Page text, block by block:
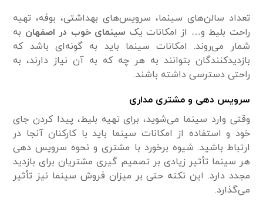
تعداد سالن‌های سینما، سرویس‌های بهداشتی، بوفه، تهیه
راحت بلیط و… از امکانات یک سینمای خوب در اصفهان به
شمار می‌روند. امکانات سینما باید به گونه‌ای باشد که
بازدیدکنندگان بتوانند به هر چه که به آن نیاز دارند، به
راحتی دسترسی داشته باشند.
سرویس دهی و مشتری مداری
وقتی وارد سینما می‌شوید، برای تهیه بلیط، پیدا کردن جای
خود و استفاده از امکانات سینما باید با کارکنان آنجا در
ارتباط باشید. شیوه برخورد با مشتری و نحوه سرویس دهی
هر سینما تأثیر زیادی بر تصمیم گیری مشتریان برای بازدید
مجدد دارد. این نکته حتی بر میزان فروش سینما نیز تأثیر
می‌گذارد.